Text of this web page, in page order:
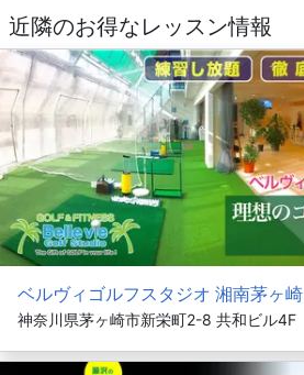
近隣のお得なレッスン情報
ベルヴィゴルフスタジオ 湘南茅ヶ崎
神奈川県茅ヶ崎市新栄町2-8 共和ビル4F